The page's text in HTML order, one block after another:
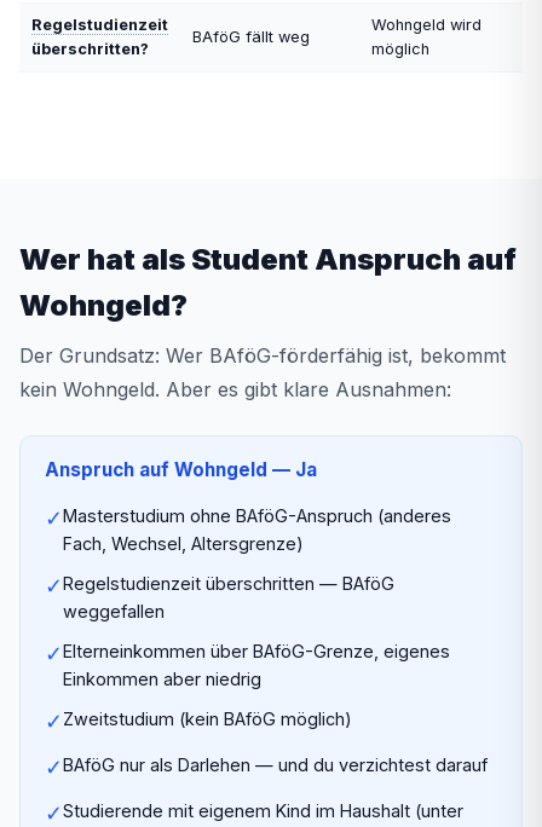
Regelstudienzeit
überschritten?
BAföG fällt weg
Wohngeld wird
möglich
Wer hat als Student Anspruch auf
Wohngeld?
Der Grundsatz: Wer BAföG-förderfähig ist, bekommt
kein Wohngeld. Aber es gibt klare Ausnahmen:
Anspruch auf Wohngeld — Ja
✓Masterstudium ohne BAföG-Anspruch (anderes
Fach, Wechsel, Altersgrenze)
✓Regelstudienzeit überschritten — BAföG
weggefallen
✓Elterneinkommen über BAföG-Grenze, eigenes
Einkommen aber niedrig
✓ Zweitstudium (kein BAföG möglich)
✓BAföG nur als Darlehen — und du verzichtest darauf
✓Studierende mit eigenem Kind im Haushalt (unter